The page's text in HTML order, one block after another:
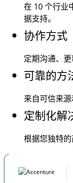
在 10 个行业
据支持。
协作方式
定期沟通、
可靠的方
来自可信来源
定制化解
根据您独特的